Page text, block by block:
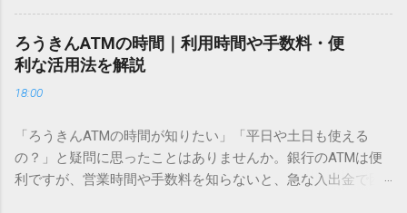
準」といった形で整理されています。しかし、人名や地名に
使われる非常に古い漢字（旧字）や、特定の組織だけで作ら
れた「外字」は、この一般的な変換リストに含まれていない
ン上のすべての文字には、いわば「住所」のような番号が割
り振られています。変換候補に出ない文字でも、この住所
（コード）を直接指定すれば、確実に呼び出すことができる
のです。 2. Windows標準機能！文字コードで漢字を出す「16
ん。 「もっとスムーズに、自分のタイミングで受け取りた
い」 「わざわざ電話をかけずに、スマホ一つで完結させた
い」 そんな願いを叶えてくれるのが、佐川急便の会員制サー
ビス「スマートクラブ」と、LINEや公式アプリの連携です。
これらを活用するだけで、再配達のストレスは驚くほど軽く
受け取り術と、連携による具体的なメリットを徹底解説しま
す。 佐川急便の再配達が劇的に変わる「スマートクラブ」と
は？ まず押さえておきたいのが、佐川急便の個人向け無料会
ろうきんATMの時間｜利用時間や手数料・便
利な活用法を解説
18:00
「ろうきんATMの時間が知りたい」「平日や土日も使える
の？」と疑問に思ったことはありませんか。銀行のATMは便
利ですが、営業時間や手数料を知らないと、急な入出金で困